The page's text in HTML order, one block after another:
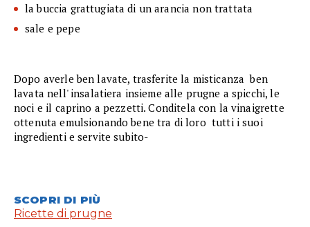
la buccia grattugiata di un arancia non trattata
sale e pepe
Dopo averle ben lavate, trasferite la misticanza ben
lavata nell' insalatiera insieme alle prugne a spicchi, le
noci e il caprino a pezzetti. Conditela con la vinaigrette
ottenuta emulsionando bene tra di loro tutti i suoi
ingredienti e servite subito-
SCOPRI DI PIÙ
Ricette di prugne